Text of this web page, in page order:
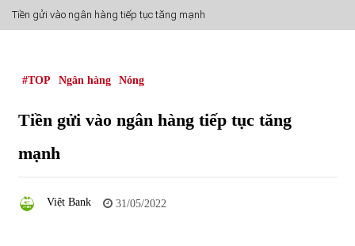
Top 10 mặt hàng Việt Nam nhập khẩu nhiều nhất tháng
5/2022
5/2022
Tiền gửi vào ngân hàng tiếp tục tăng mạnh
#TOP Ngân hàng Nóng
Tiền gửi vào ngân hàng tiếp tục tăng
mạnh
Việt Bank 31/05/2022